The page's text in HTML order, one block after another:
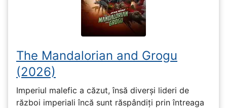
The Mandalorian and Grogu
(2026)
Imperiul malefic a căzut, însă diverși lideri de
război imperiali încă sunt răspândiți prin întreaga